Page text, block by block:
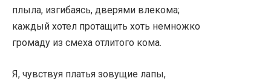
плыла, изгибаясь, дверями влекома;
каждый хотел протащить хоть немножко
громаду из смеха отлитого кома.
Я, чувствуя платья зовущие лапы,